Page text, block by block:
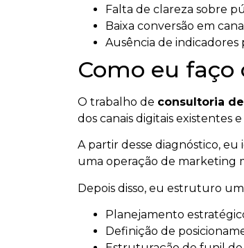
Falta de clareza sobre
Baixa conversão em
Ausência de indicadores
Como eu
O trabalho de consultoria
dos canais digitais existentes
A partir desse diagnóstico,
uma operação de marketing
Depois disso, eu estruturo
Planejamento
Definição de